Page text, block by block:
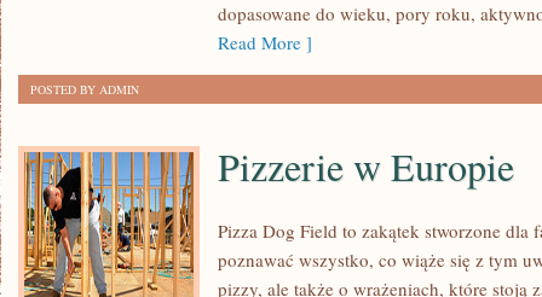
SKLEPÓW
dopasowane do wieku, pory roku,
Read More ]
POSTED BY ADMIN
Pizzerie w Europie
Pizza Dog Field to zakątek stworzone dla
poznawać wszystko, co wiąże się z tym
pizzy, ale także o wrażeniach, które stoją